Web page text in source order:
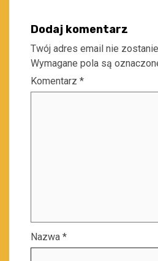
Dodaj komentarz
Twój adres email nie
Wymagane pola są
Komentarz *
Nazwa *